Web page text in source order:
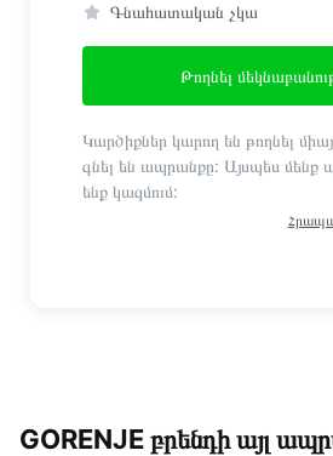
Գնահատական չկա
Թողնել
Կարծիքներ կարող են թողնել
գնել են ապրանքը: Այսպես մենք
ենք կազմում:
GORENJE բրենդի այլ